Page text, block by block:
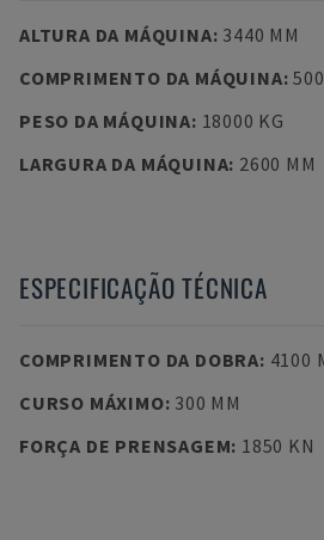
ALTURA DA MÁQUINA: 3440 MM
COMPRIMENTO DA MÁQUINA:
PESO DA MÁQUINA: 18000 KG
LARGURA DA MÁQUINA: 2600 MM
ESPECIFICAÇÃO TÉCNICA
COMPRIMENTO DA DOBRA: 4100
CURSO MÁXIMO: 300 MM
FORÇA DE PRENSAGEM: 1850 KN